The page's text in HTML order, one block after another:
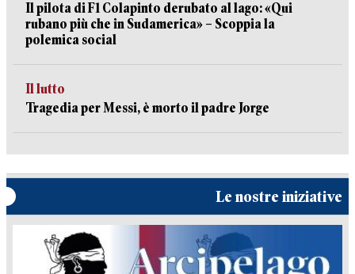
Il pilota di F1 Colapinto derubato al lago: «Qui
rubano più che in Sudamerica» – Scoppia la
polemica social
Il lutto
Tragedia per Messi, è morto il padre Jorge
Le nostre iniziative